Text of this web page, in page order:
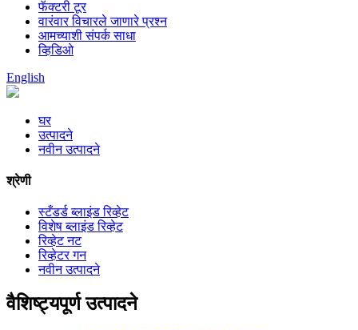
फॅक्टरी टूर
वारंवार विचारले जाणारे प्रश्न
आमच्याशी संपर्क साधा
व्हिडिओ
English
घर
उत्पादने
नवीन उत्पादने
श्रेणी
स्टँडर्ड ब्लाइंड रिव्हेट
विशेष ब्लाइंड रिव्हेट
रिव्हेट नट
रिव्हेटर गन
नवीन उत्पादने
वैशिष्ट्यपूर्ण उत्पादने